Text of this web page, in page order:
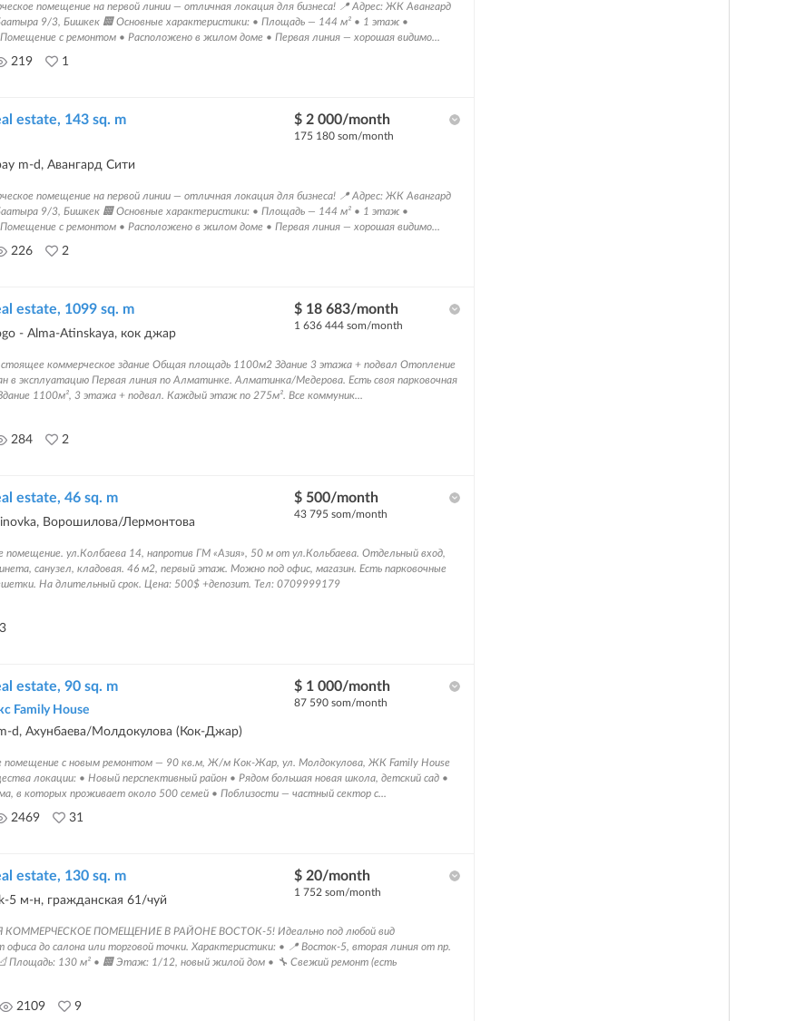
помещение на первой линии — отличная локация для бизнеса! 📍 Адрес: ЖК Авангард
9/3, Бишкек 🏢 Основные характеристики: • Площадь — 144 м² • 1 этаж •
с ремонтом • Расположено в жилом доме • Первая линия — хорошая видимо...
219 1
estate, 143 sq. m
m-d, Авангард Сити
$ 2 000/month
175 180 som/month
помещение на первой линии — отличная локация для бизнеса! 📍 Адрес: ЖК Авангард
9/3, Бишкек 🏢 Основные характеристики: • Площадь — 144 м² • 1 этаж •
с ремонтом • Расположено в жилом доме • Первая линия — хорошая видимо...
226 2
estate, 1099 sq. m
- Alma-Atinskaya, кок джар
$ 18 683/month
1 636 444 som/month
коммерческое здание Общая площадь 1100м2 Здание 3 этажа + подвал Отопление
в эксплуатацию Первая линия по Алматинке. Алматинка/Медерова. Есть своя парковочная
1100м², 3 этажа + подвал. Каждый этаж по 275м². Все коммуник...
284 2
estate, 46 sq. m
Ворошилова/Лермонтова
$ 500/month
43 795 som/month
помещение. ул.Колбаева 14, напротив ГМ «Азия», 50 м от ул.Кольбаева. Отдельный вход,
санузел, кладовая. 46 м2, первый этаж. Можно под офис, магазин. Есть парковочные
На длительный срок. Цена: 500$ +депозит. Тел: 0709999179
3
estate, 90 sq. m
Family House
d, Ахунбаева/Молдокулова (Кок-Джар)
$ 1 000/month
87 590 som/month
помещение с новым ремонтом — 90 кв.м, Ж/м Кок-Жар, ул. Молдокулова, ЖК Family House
локации: • Новый перспективный район • Рядом большая новая школа, детский сад •
в которых проживает около 500 семей • Поблизости — частный сектор с...
2469 31
estate, 130 sq. m
5 м-н, гражданская 61/чуй
$ 20/month
1 752 som/month
ПОМЕЩЕНИЕ В РАЙОНЕ ВОСТОК-5! Идеально под любой вид
до салона или торговой точки. Характеристики: • 📍 Восток-5, вторая линия от пр.
Площадь: 130 м² • 🏢 Этаж: 1/12, новый жилой дом • 🔧 Свежий ремонт (есть
2109 9